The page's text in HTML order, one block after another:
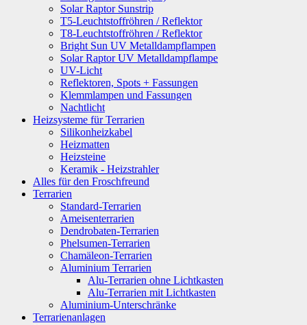
Solar Raptor Sunstrip
T5-Leuchtstoffröhren / Reflektor
T8-Leuchtstoffröhren / Reflektor
Bright Sun UV Metalldampflampen
Solar Raptor UV Metalldampflampe
UV-Licht
Reflektoren, Spots + Fassungen
Klemmlampen und Fassungen
Nachtlicht
Heizsysteme für Terrarien
Silikonheizkabel
Heizmatten
Heizsteine
Keramik - Heizstrahler
Alles für den Froschfreund
Terrarien
Standard-Terrarien
Ameisenterrarien
Dendrobaten-Terrarien
Phelsumen-Terrarien
Chamäleon-Terrarien
Aluminium Terrarien
Alu-Terrarien ohne Lichtkasten
Alu-Terrarien mit Lichtkasten
Aluminium-Unterschränke
Terrarienanlagen